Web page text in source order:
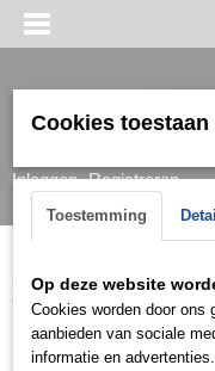
Inloggen Registreren
Home > Horloge > Just
JC1L195M0395
Cookies toestaan
Toestemming
Op deze website
Cookies worden door ons
aanbieden van sociale
informatie en